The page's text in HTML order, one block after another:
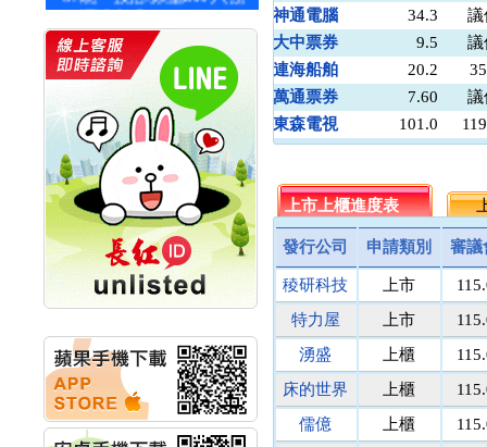
漲逾九成
統一投信:主動式ETF溢
價 被盯上
新光人壽保險:新壽Q1外
價金將達996億
宇辰系統科技:宇辰業績
創新高 啟動興櫃轉上櫃
計畫
明緯企業:明緯永續科技
競賽 以電源驅動善的力
量
秀育企業:秀育SHO-U儲
能系統 獲國內首張CNS
認證
聯博投信:聯博00404A
華旭先進:代重要子公司
碩通散熱股份有限公司
公告董事會通過發言人
及代理發
華旭先進:代重要子公司
神通電腦
34.3
大中票券
9.5
連海船舶
20.2
萬通票券
7.60
東森電視
101.0
台灣集保
131.1
馬上發
議價
民間全民
議價
鎧鉅科技
議價
萬里遊
10.0
醫電鼎眾
議價
三信商銀
議價
菘凱科技
議價
東盈光電
議價
上市上櫃進度表 上
發行公司 申請類別 審議
稜研科技 上市
特力屋
上市
湧盛
上櫃
床的世界
上櫃
儒億
上櫃